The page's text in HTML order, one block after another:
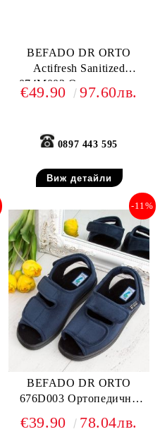
BEFADO DR ORTO
Actifresh Sanitized
074M002 Ортопедични
обувки с лепки,
€49.90 97.60лв.
0897 443 595
Виж детайли
BEFADO DR ORTO
676D003 Ортопедични
отекъл крак, Сини
-11%
€39.90 78.04лв.